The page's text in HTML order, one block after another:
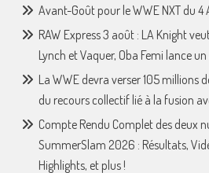
Avant-Goût pour le WWE NXT du
RAW Express 3 août : LA Knight
Lynch et Vaquer, Oba Femi lance
La WWE devra verser 105 millions
du recours collectif lié à la fusion
Compte Rendu Complet des deux
SummerSlam 2026 : Résultats,
Highlights, et plus !